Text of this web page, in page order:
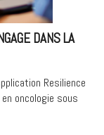
DANS LA
Resilience
oncologie sous